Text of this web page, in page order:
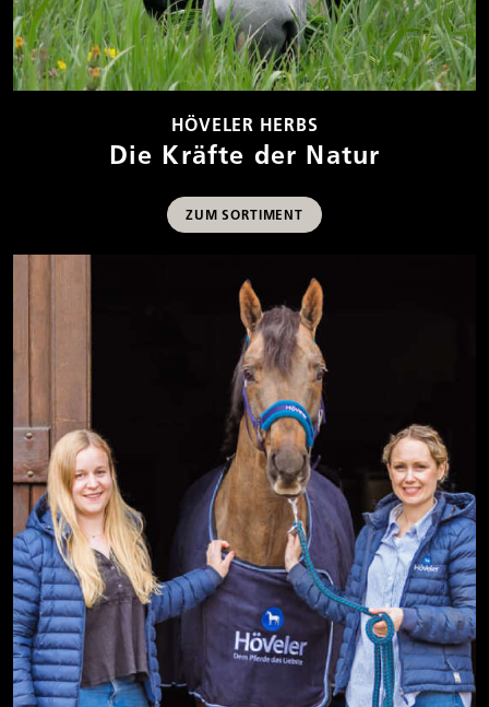
HÖVELER HERBS
Die Kräfte der Natur
ZUM SORTIMENT